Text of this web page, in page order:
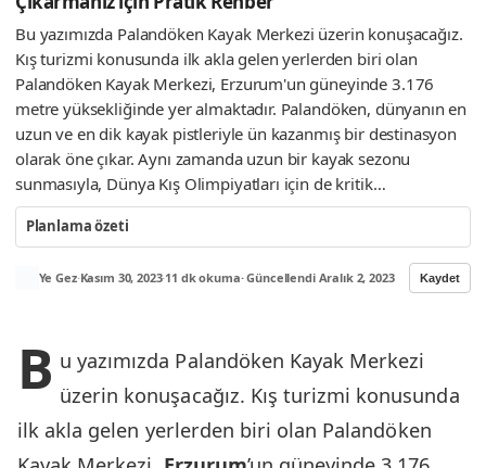
Bu yazımızda Palandöken Kayak Merkezi üzerin konuşacağız.
Kış turizmi konusunda ilk akla gelen yerlerden biri olan
Palandöken Kayak Merkezi, Erzurum'un güneyinde 3.176
metre yüksekliğinde yer almaktadır. Palandöken, dünyanın en
uzun ve en dik kayak pistleriyle ün kazanmış bir destinasyon
olarak öne çıkar. Aynı zamanda uzun bir kayak sezonu
sunmasıyla, Dünya Kış Olimpiyatları için de kritik…
Planlama özeti
Ye Gez·Kasım 30, 2023·11 dk okuma· Güncellendi Aralık 2, 2023 Kaydet
B u yazımızda Palandöken Kayak Merkezi
üzerin konuşacağız. Kış turizmi konusunda
ilk akla gelen yerlerden biri olan Palandöken